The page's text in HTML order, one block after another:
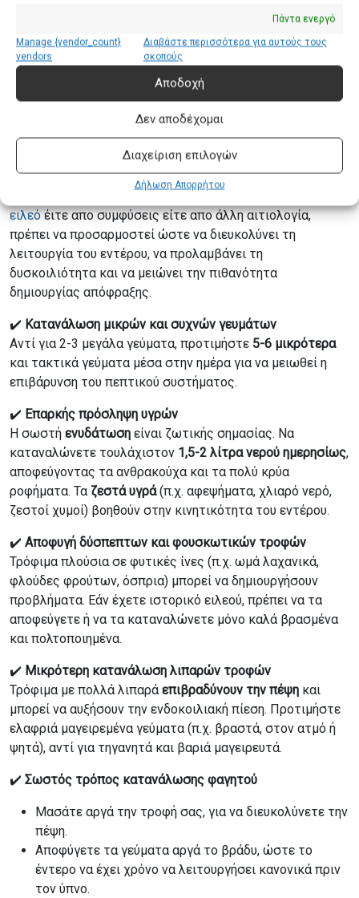
Πάντα ενεργό
Manage {vendor_count}
vendors
Διαβάστε περισσότερα για αυτούς τους
σκοπούς
Αποδοχή
Δεν αποδέχομαι
Διαχείριση επιλογών
Δήλωση Απορρήτου
Δίαιτα στόν ειλεό
Γενικές Αρχές Διατροφής στην περίπτωση
των συμφύσεων εντέρου και επεισοδίων
ειλεού
Η διατροφή σε άτομα με
εγκατεστημένο η επαπειλούμενο
ειλεόέιτε απο συμφύσεις είτε απο άλλη αιτιολογία,
πρέπει να προσαρμοστεί ώστε να διευκολύνει τη
λειτουργία του εντέρου, να προλαμβάνει τη
δυσκοιλιότητα και να μειώνει την πιθανότητα
δημιουργίας απόφραξης.
✔️ Κατανάλωση μικρών και συχνών γευμάτων
Αντί για 2-3 μεγάλα γεύματα, προτιμήστε 5-6 μικρότερα
και τακτικά γεύματα μέσα στην ημέρα για να μειωθεί η
επιβάρυνση του πεπτικού συστήματος.
✔️ Επαρκής πρόσληψη υγρών
Η σωστή ενυδάτωση είναι ζωτικής σημασίας. Να
καταναλώνετε τουλάχιστον 1,5-2 λίτρα νερού ημερησίως,
αποφεύγοντας τα ανθρακούχα και τα πολύ κρύα
ροφήματα. Τα ζεστά υγρά(π.χ. αφεψήματα, χλιαρό νερό,
ζεστοί χυμοί) βοηθούν στην κινητικότητα του εντέρου.
✔️ Αποφυγή δύσπεπτων και φουσκωτικών τροφών
Τρόφιμα πλούσια σε φυτικές ίνες (π.χ. ωμά λαχανικά,
φλούδες φρούτων, όσπρια) μπορεί να δημιουργήσουν
προβλήματα. Εάν έχετε ιστορικό ειλεού, πρέπει να τα
αποφεύγετε ή να τα καταναλώνετε μόνο καλά βρασμένα
και πολτοποιημένα.
✔️ Μικρότερη κατανάλωση λιπαρών τροφών
Τρόφιμα με πολλά λιπαρά επιβραδύνουν την πέψη και
μπορεί να αυξήσουν την ενδοκοιλιακή πίεση. Προτιμήστε
ελαφριά μαγειρεμένα γεύματα (π.χ. βραστά, στον ατμό ή
ψητά), αντί για τηγανητά και βαριά μαγειρευτά.
✔️ Σωστός τρόπος κατανάλωσης φαγητού
Μασάτε αργά την τροφή σας, για να διευκολύνετε την
πέψη.
Αποφύγετε τα γεύματα αργά το βράδυ, ώστε το
έντερο να έχει χρόνο να λειτουργήσει κανονικά πριν
τον ύπνο.